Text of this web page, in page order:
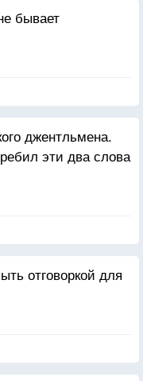
бывает
джентльмена.
эти два слова
отговоркой для